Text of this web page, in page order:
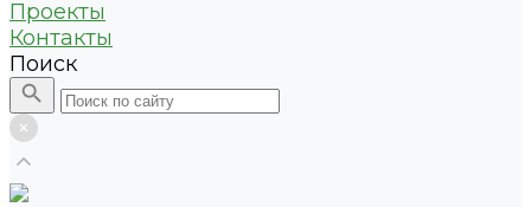
Проекты
Контакты
Поиск